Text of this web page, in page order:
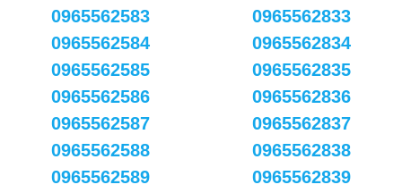
0965562583
0965562584
0965562585
0965562586
0965562587
0965562588
0965562589
0965562833
0965562834
0965562835
0965562836
0965562837
0965562838
0965562839